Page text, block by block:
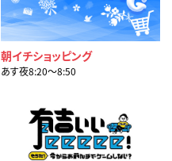
朝イチショッピング
あす夜8:20〜8:50